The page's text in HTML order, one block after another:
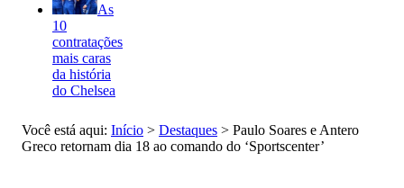
As
10
contratações
mais caras
da história
do Chelsea
Você está aqui: Início > Destaques > Paulo Soares e Antero
Greco retornam dia 18 ao comando do ‘Sportscenter’